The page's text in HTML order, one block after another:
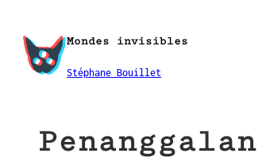
contenu
Mondes invisibles
Stéphane Bouillet